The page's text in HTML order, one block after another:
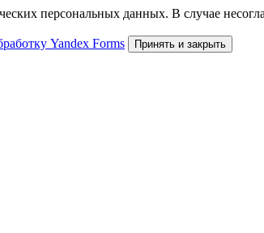
персональных данных. В случае
Yandex Forms Принять и закрыть